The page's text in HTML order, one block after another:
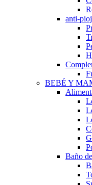
anti-
BEBÉ Y
Baño